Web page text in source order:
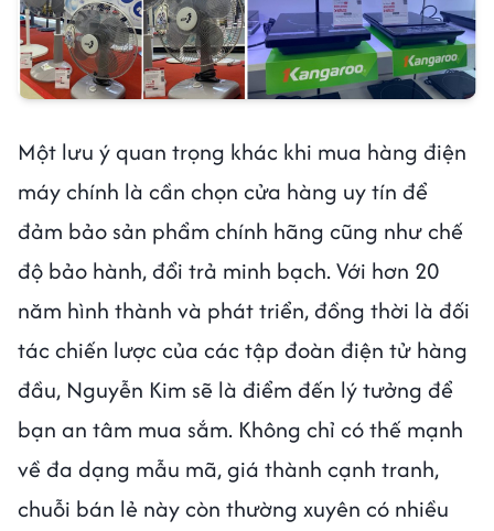
Một lưu ý quan trọng khác khi mua hàng điện
máy chính là cần chọn cửa hàng uy tín để
đảm bảo sản phẩm chính hãng cũng như chế
độ bảo hành, đổi trả minh bạch. Với hơn 20
năm hình thành và phát triển, đồng thời là đối
tác chiến lược của các tập đoàn điện tử hàng
đầu, Nguyễn Kim sẽ là điểm đến lý tưởng để
bạn an tâm mua sắm. Không chỉ có thế mạnh
về đa dạng mẫu mã, giá thành cạnh tranh,
chuỗi bán lẻ này còn thường xuyên có nhiều